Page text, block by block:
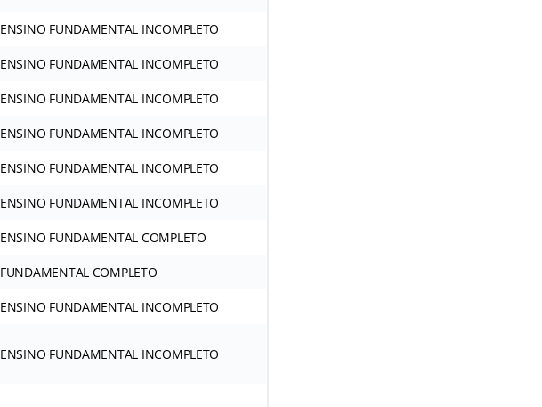
ENSINO FUNDAMENTAL INCOMPLETO
ENSINO FUNDAMENTAL INCOMPLETO
ENSINO FUNDAMENTAL INCOMPLETO
ENSINO FUNDAMENTAL INCOMPLETO
ENSINO FUNDAMENTAL INCOMPLETO
ENSINO FUNDAMENTAL INCOMPLETO
ENSINO FUNDAMENTAL COMPLETO
FUNDAMENTAL COMPLETO
ENSINO FUNDAMENTAL INCOMPLETO
ENSINO FUNDAMENTAL INCOMPLETO